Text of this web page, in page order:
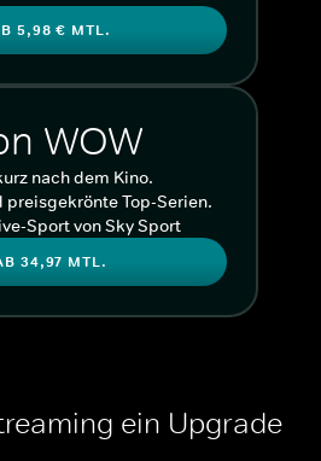
5,98 € MTL.
WOW
nach dem Kino.
preisgekrönte Top-Serien.
Sport von Sky Sport
34,97 MTL.
ein Upgrade